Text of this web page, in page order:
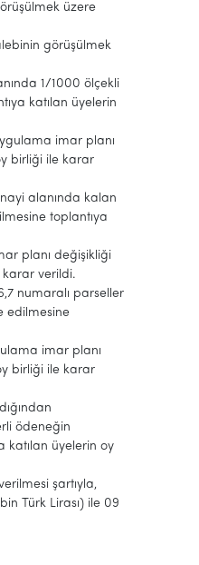
üzere
görüşülmek
1/1000 ölçekli
katılan üyelerin
imar planı
birliği ile karar
alanında kalan
toplantıya
planı değişikliği
karar verildi.
numaralı parseller
edilmesine
imar planı
birliği ile karar
ödeneğin
katılan üyelerin oy
şartıyla,
Türk Lirası) ile 09